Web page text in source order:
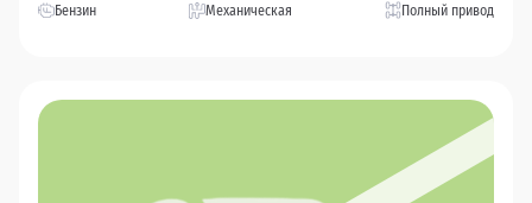
Бензин Механическая Полный привод